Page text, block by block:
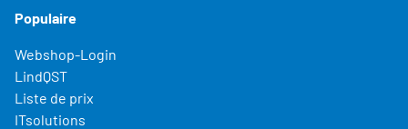
Populaire
Webshop-Login
LindQST
Liste de prix
ITsolutions